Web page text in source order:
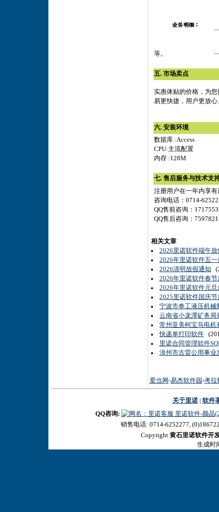
等。
五. 市场卖点
实惠体贴的价格，为
易更快捷，用户更放心
六. 安装环境
数据库 :Access
CPU:主流配置
内存 :128M
七. 售后服务与技术支
注册用户在一年内享
咨询电话：0714-
QQ售前咨询：
QQ售后咨询：
相关文章
2026里诺软件端午
2026年里诺软件五
2026清明放假通知
2026年里诺软件春
2026年里诺软件元
2025里诺软件国庆
宁波市奉工液压机械
云南省小龙潭矿务局
常州亚美柯宝马电机
快递单打印软件
里诺合同管理软件
漳州市古雷公用事业
爱当网 -易杰软件园 -考拉
关于里诺| 软件
QQ咨询:
里诺软件-颜晶
销售电话: 0714-6252277,
Copyright 黄石里诺软件开
生成时